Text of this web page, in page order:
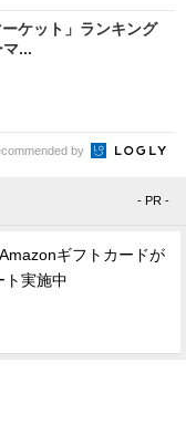
ケット」ランキング
...
by
- PR -
ギフトカードが
ト実施中